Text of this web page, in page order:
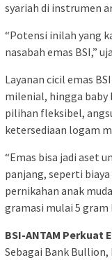
syariah di instrumen
“Potensi inilah yang
nasabah emas BSI,”
Layanan cicil emas
milenial, hingga baby
pilihan fleksibel,
ketersediaan logam
“Emas bisa jadi aset
panjang, seperti
pernikahan anak
gramasi mulai 5 gram
BSI-ANTAM Perkuat
Sebagai Bank